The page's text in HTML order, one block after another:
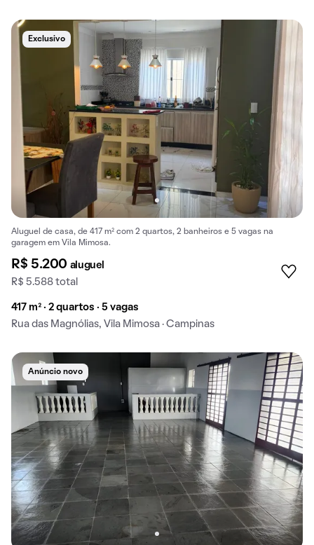
Exclusivo
Aluguel de casa, de 417 m² com 2 quartos, 2 banheiros e 5 vagas na
garagem em Vila Mimosa.
R$ 5.200 aluguel
R$ 5.588 total
417 m² · 2 quartos · 5 vagas
Rua das Magnólias, Vila Mimosa · Campinas
Anúncio novo